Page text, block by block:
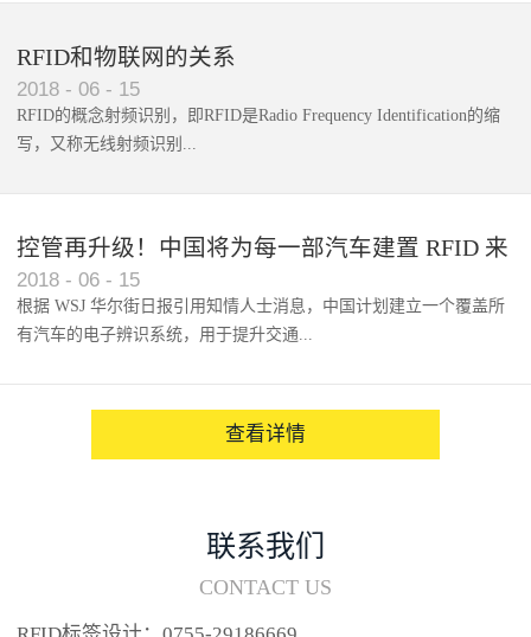
RFID和物联网的关系
2018 - 06 - 15
RFID的概念射频识别，即RFID是Radio Frequency Identification的缩
写，又称无线射频识别...
控管再升级！中国将为每一部汽车建置 RFID 来
架构辨识系统
2018 - 06 - 15
根据 WSJ 华尔街日报引用知情人士消息，中国计划建立一个覆盖所
有汽车的电子辨识系统，用于提升交通...
查看详情
联系我们
CONTACT US